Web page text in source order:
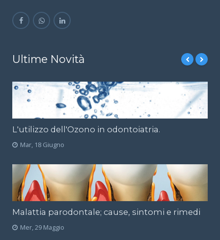
Ultime Novità
L'utilizzo dell'Ozono in odontoiatria.
Mar, 18 Giugno
Malattia parodontale; cause, sintomi e rimedi
Mer, 29 Maggio